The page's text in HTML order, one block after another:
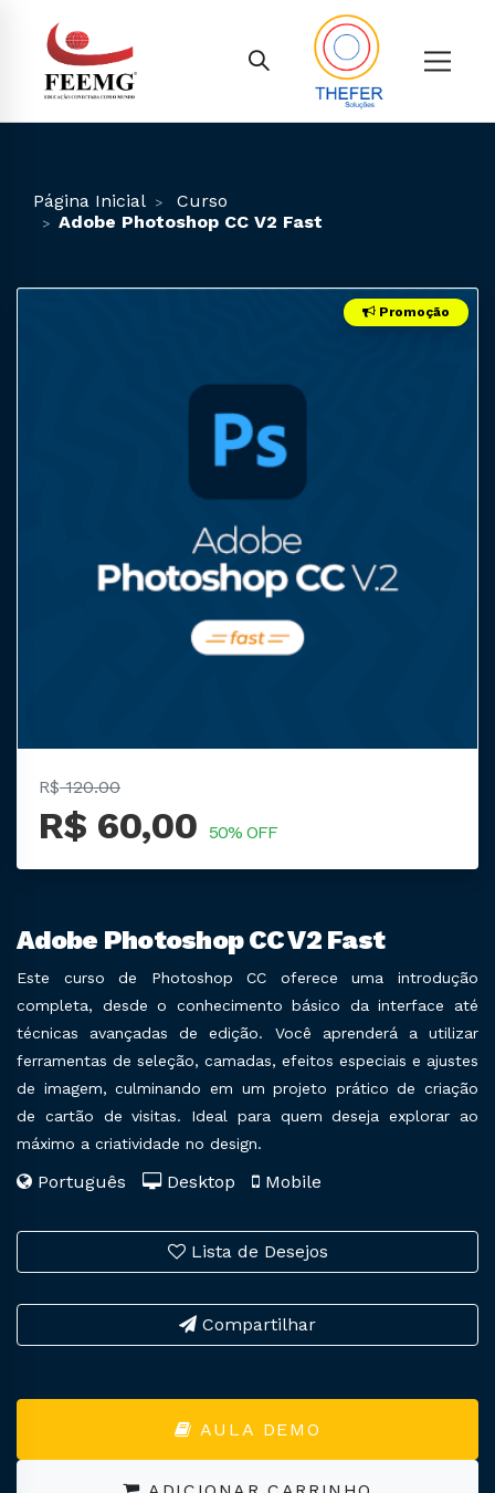
Página Inicial
Curso
Adobe Photoshop CC V2 Fast
Promoção
R$120.00
R$ 60,00 50% OFF
Adobe Photoshop CC V2 Fast
Este curso de Photoshop CC oferece uma introdução
completa, desde o conhecimento básico da interface até
técnicas avançadas de edição. Você aprenderá a utilizar
ferramentas de seleção, camadas, efeitos especiais e ajustes
de imagem, culminando em um projeto prático de criação
de cartão de visitas. Ideal para quem deseja explorar ao
máximo a criatividade no design.
Português Desktop Mobile
Lista de Desejos
Compartilhar
AULA DEMO